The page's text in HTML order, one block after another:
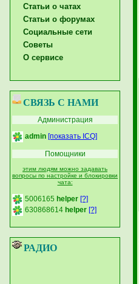
Статьи о чатах
Статьи о форумах
Социальные сети
Советы
О сервисе
СВЯЗЬ С НАМИ
Администрация
admin [показать ICQ]
Помощники
этим людям можно задавать
вопросы по настройке и блокировки
чата:
5006165 helper [?]
630868614 helper [?]
РАДИО